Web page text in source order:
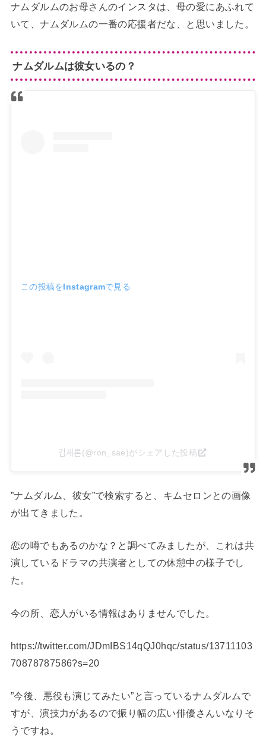
ナムダルムのお母さんのインスタは、母の愛にあふれて
いて、ナムダルムの一番の応援者だな、と思いました。
ナムダルムは彼女いるの？
この投稿をInstagramで見る
김새론(@ron_sae)がシェアした投稿
”ナムダルム、彼女”で検索すると、キムセロンとの画像
が出てきました。
恋の噂でもあるのかな？と調べてみましたが、これは共
演しているドラマの共演者としての休憩中の様子でし
た。
今の所、恋人がいる情報はありませんでした。
https://twitter.com/JDmIBS14qQJ0hqc/status/13711103
70878787586?s=20
”今後、悪役も演じてみたい”と言っているナムダルムで
すが、演技力があるので振り幅の広い俳優さんいなりそ
うですね。